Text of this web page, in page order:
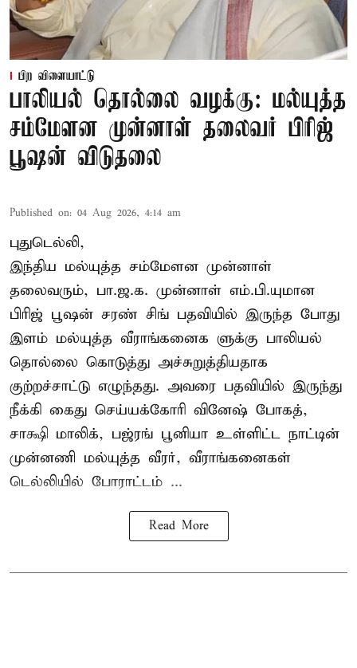
பிற விளையாட்டு
பாலியல் தொல்லை வழக்கு: மல்யுத்த
சம்மேளன முன்னாள் தலைவர் பிரிஜ்
பூஷன் விடுதலை
Published on: 04 Aug 2026, 4:14 am
புதுடெல்லி,
இந்திய மல்யுத்த சம்மேளன முன்னாள்
தலைவரும், பா.ஜ.க. முன்னாள் எம்.பி.யுமான
பிரிஜ் பூஷன் சரண் சிங் பதவியில் இருந்த போது
இளம் மல்யுத்த வீராங்கனைக ளுக்கு பாலியல்
தொல்லை கொடுத்து அச்சுறுத்தியதாக
குற்றச்சாட்டு எழுந்தது. அவரை பதவியில் இருந்து
நீக்கி கைது செய்யக்கோரி வினேஷ் போகத்,
சாக்ஷி மாலிக், பஜ்ரங் பூனியா உள்ளிட்ட நாட்டின்
முன்னணி மல்யுத்த வீரர், வீராங்கனைகள்
டெல்லியில் போராட்டம் ...
Read More